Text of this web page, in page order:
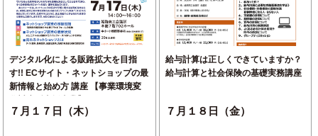
デジタル化による販路拡大を目指
す!! ECサイト・ネットショップの最
新情報と始め方 講座 【事業環境変
７月１７日（木）
給与計算は正しくできていますか？
給与計算と社会保険の基礎実務講座
７月１８日（金）